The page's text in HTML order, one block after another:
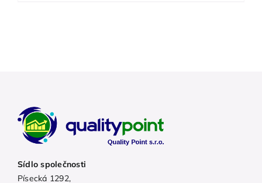
Sídlo společnosti
Písecká 1292,